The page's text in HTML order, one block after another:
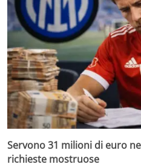
Servono 31 milioni di euro
richieste mostruose